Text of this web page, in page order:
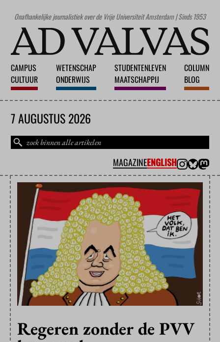
Onafhankelijke journalistiek over de Vrije Universiteit Amsterdam | Sinds 1953
CAMPUS
CULTUUR
WETENSCHAP
ONDERWIJS
STUDENTENLEVEN
MAATSCHAPPIJ
COLUMN
BLOG
7 AUGUSTUS 2026
MAGAZINEENGLISH
Regeren zonder de PVV